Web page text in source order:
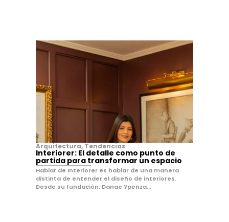
Arquitectura, Tendencias
Interiorer: El detalle como punto de
partida para transformar un espacio
Hablar de Interiorer es hablar de una manera
distinta de entender el diseño de interiores.
Desde su fundación, Danae Ypenza...